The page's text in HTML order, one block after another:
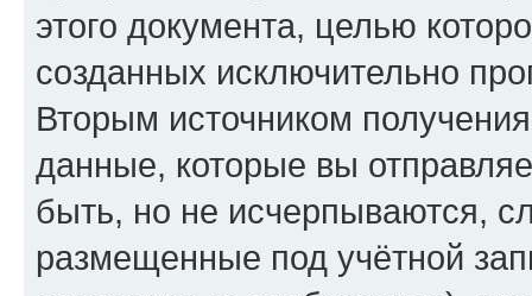
этого документа, целью
созданных исключительно
Вторым источником
данные, которые вы
быть, но не исчерпываются,
размещенные под учётной